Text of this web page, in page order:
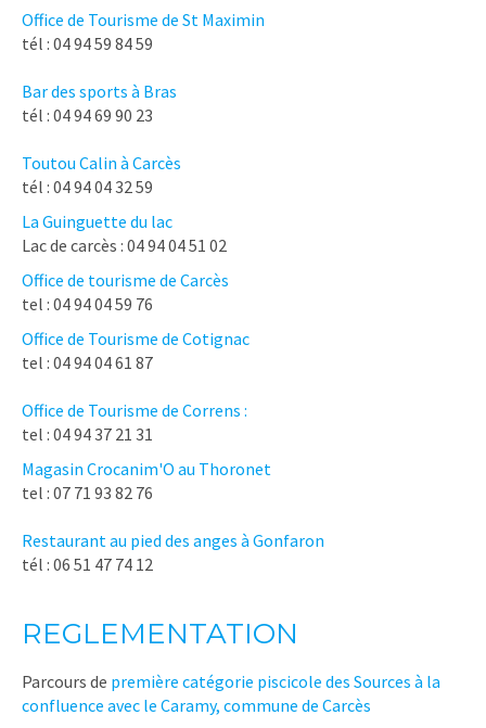
Office de Tourisme de St Maximin
tél : 04 94 59 84 59
Bar des sports à Bras
tél : 04 94 69 90 23
Toutou Calin à Carcès
tél : 04 94 04 32 59
La Guinguette du lac
Lac de carcès : 04 94 04 51 02
Office de tourisme de Carcès
tel : 04 94 04 59 76
Office de Tourisme de Cotignac
tel : 04 94 04 61 87
Office de Tourisme de Correns :
tel : 04 94 37 21 31
Magasin Crocanim'O au Thoronet
tel : 07 71 93 82 76
Restaurant au pied des anges à Gonfaron
tél : 06 51 47 74 12
REGLEMENTATION
Parcours de première catégorie piscicole des Sources à la
confluence avec le Caramy, commune de Carcès